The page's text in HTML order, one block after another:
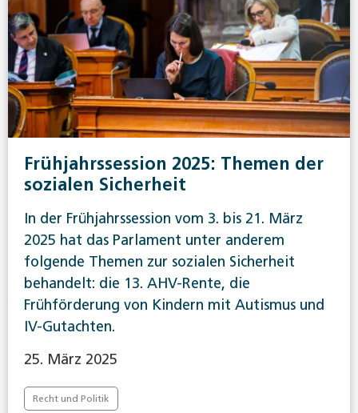
Frühjahrssession 2025: Themen der
sozialen Sicherheit
In der Frühjahrssession vom 3. bis 21. März
2025 hat das Parlament unter anderem
folgende Themen zur sozialen Sicherheit
behandelt: die 13. AHV-Rente, die
Frühförderung von Kindern mit Autismus und
IV-Gutachten.
25. März 2025
Recht und Politik